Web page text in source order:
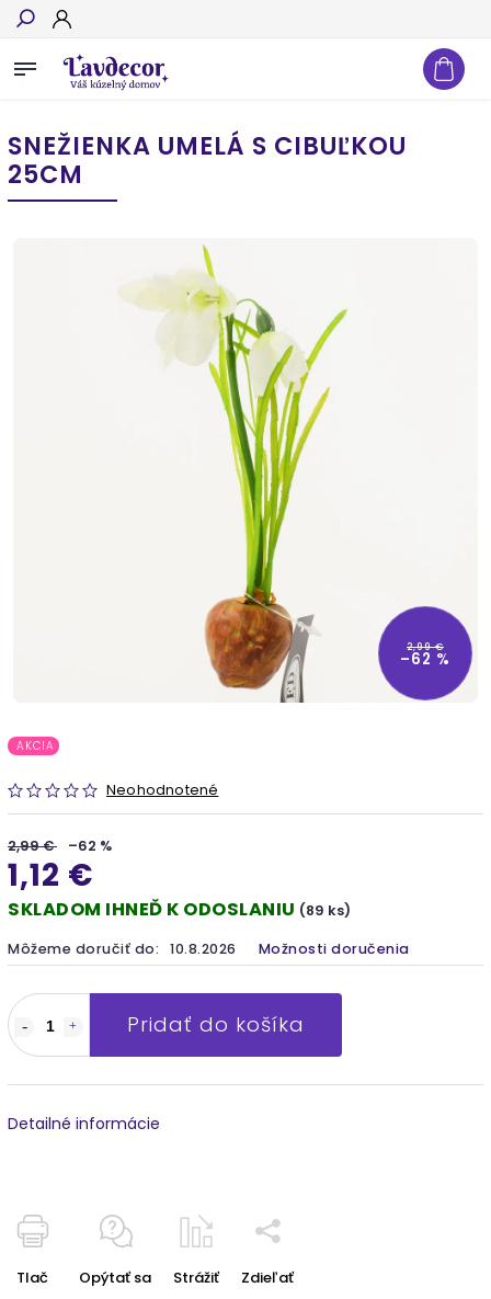
Hľadať
SNEŽIENKA UMELÁ S CIBUĽKOU
25CM
2,99 €
–62 %
AKCIA
Neohodnotené
2,99 € –62 %
1,12 €
SKLADOM IHNEĎ K ODOSLANIU (89 ks)
Môžeme doručiť do: 10.8.2026 Možnosti doručenia
Pridať do košíka
Detailné informácie
Tlač Opýtať sa Strážiť Zdieľať